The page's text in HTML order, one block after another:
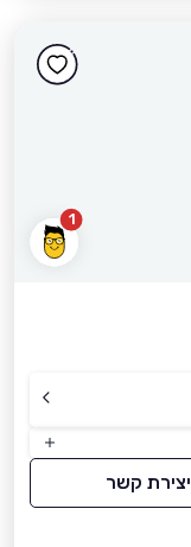
1
יצירת קשר